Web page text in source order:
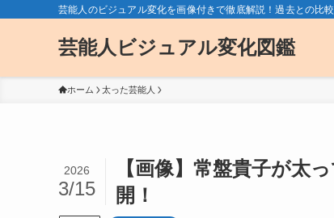
芸能人のビジュアル変化を画像付きで徹底解説！過去との比
芸能人ビジュアル変化図鑑
ホーム 太った芸能人
【画像】常盤貴子が太
開！
2026
3/15